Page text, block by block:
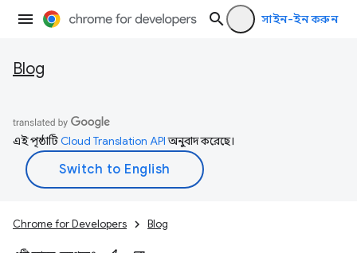
সাইন-ইন করুন
Blog
এই পৃষ্ঠাটিCloud Translation APIঅনুবাদ করেছে।
Chrome for Developers Blog